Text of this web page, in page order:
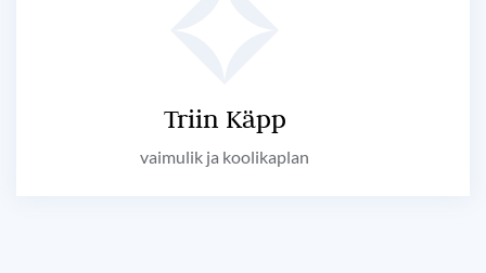
Triin Käpp
vaimulik ja koolikaplan